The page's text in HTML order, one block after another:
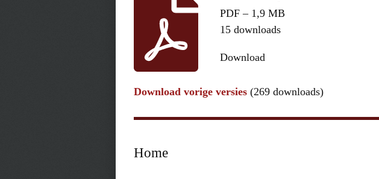
PDF – 1,9 MB
15 downloads
Download
Download vorige versies (269 downloads)
Home